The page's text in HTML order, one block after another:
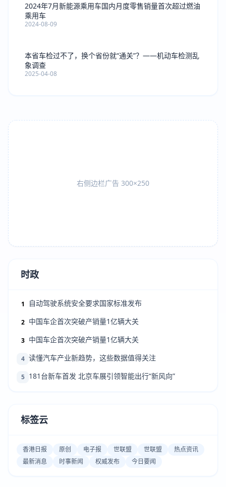
2024年7月新能源乘用车国内月度零售销量首次超过燃油
乘用车
2024-08-09
本省车检过不了，换个省份就“通关”？——机动车检测乱
象调查
2025-04-08
右侧边栏广告 300×250
时政
1 自动驾驶系统安全要求国家标准发布
2 中国车企首次突破产销量1亿辆大关
3 中国车企首次突破产销量1亿辆大关
4 读懂汽车产业新趋势，这些数据值得关注
5 181台新车首发 北京车展引领智能出行“新风向”
标签云
香港日报 原创 电子报 世联盟 世联盟
热点资讯
最新消息
时事新闻 权威发布 今日要闻